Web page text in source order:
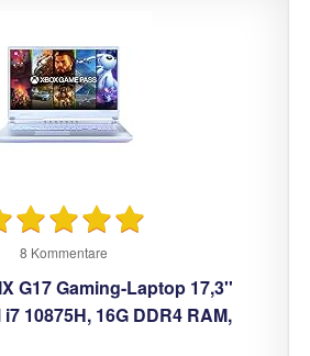
8 Kommentare
G17 Gaming-Laptop 17,3''
10875H, 16G DDR4 RAM,